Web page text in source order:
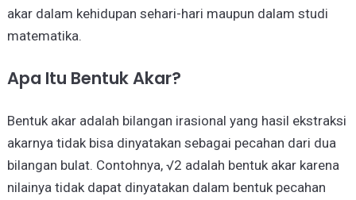
akar dalam kehidupan sehari-hari maupun dalam studi
matematika.
Apa Itu Bentuk Akar?
Bentuk akar adalah bilangan irasional yang hasil ekstraksi
akarnya tidak bisa dinyatakan sebagai pecahan dari dua
bilangan bulat. Contohnya, √2 adalah bentuk akar karena
nilainya tidak dapat dinyatakan dalam bentuk pecahan